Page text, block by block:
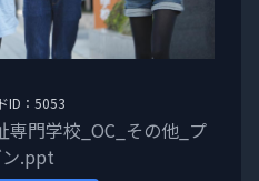
ID：5053
専門学校_OC_その他_プ
ン.ppt